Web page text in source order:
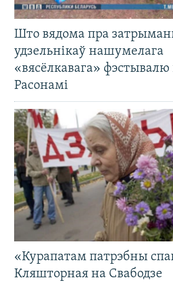
Што вядома пра
удзельнікаў нашумелага
«вясёлкавага» фэстывалю
Расонамі
«Курапатам патрэбны
Кляшторная на Свабодзе